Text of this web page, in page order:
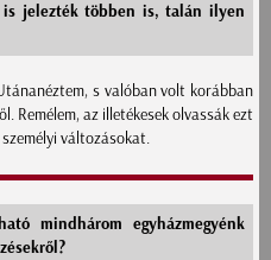
is jelezték többen is, talán ilyen
s valóban volt korábban
Remélem, az illetékesek olvassák ezt
változásokat.
mindhárom egyházmegyénk